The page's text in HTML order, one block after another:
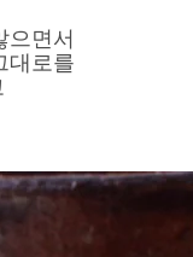
으면서
대로를